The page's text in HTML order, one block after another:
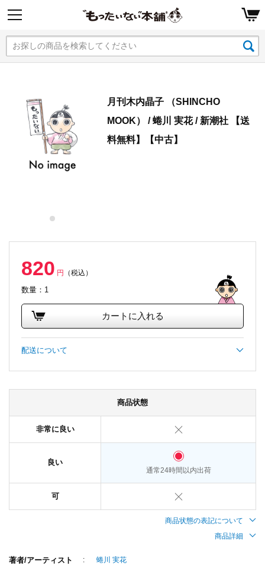
月刊木内晶子 （SHINCHO
MOOK） / 蜷川 実花 / 新潮社 【送
料無料】【中古】
820 円 （税込）
数量：1
カートに入れる
配送について
商品状態
非常に良い
良い
通常24時間以内出荷
可
商品状態の表記について
商品詳細
著者/アーティスト 蜷川 実花